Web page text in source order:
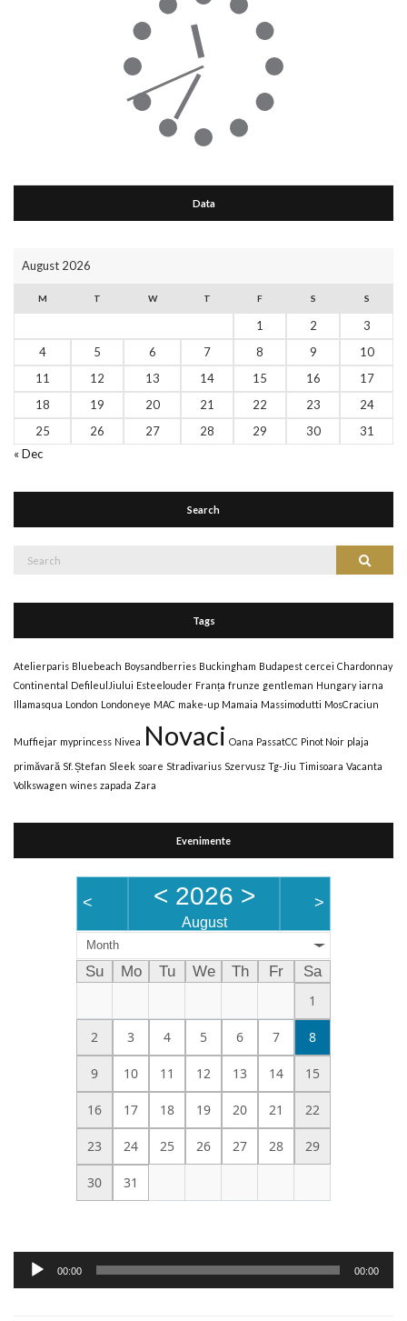
Data
August 2026
M T W T F S S
1 2
3
4
5 6 7 8 9
10
11
12 13 14 15 16
17
18
19 20 21 22 23
24
25
26 27 28 29 30
31
« Dec
Search
Tags
Atelierparis Bluebeach Boysandberries Buckingham Budapest cercei Chardonnay
Continental
DefileulJiului Esteelouder Franța frunze gentleman Hungary iarna
Illamasqua London Londoneye MAC make-up Mamaia Massimodutti MosCraciun
Muffiejar myprincess Nivea Novaci Oana PassatCC Pinot Noir plaja
primăvară Sf. Ștefan Sleek soare Stradivarius Szervusz Tg-Jiu Timisoara Vacanta
Volkswagen wines zapada Zara
Evenimente
< < 2026 >
August
>
Month
Su Mo Tu We Th Fr
Sa
1
2 3 4 5 6 7 8
9 10 11 12 13 14 15
16 17 18 19 20 21 22
23 24 25 26 27 28 29
30 31
Audio
Player
00:00 00:00